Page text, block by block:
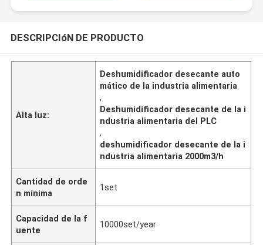
DESCRIPCIóN DE PRODUCTO
Alta luz:
Deshumidificador desecante auto
mático de la industria alimentaria
,
Deshumidificador desecante de la i
ndustria alimentaria del PLC
,
deshumidificador desecante de la i
ndustria alimentaria 2000m3/h
Cantidad de orde
n mínima
1set
Capacidad de la f
uente
10000set/year